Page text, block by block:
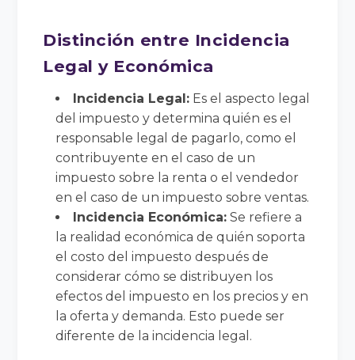
Distinción entre Incidencia
Legal y Económica
Incidencia Legal: Es el aspecto legal
del impuesto y determina quién es el
responsable legal de pagarlo, como el
contribuyente en el caso de un
impuesto sobre la renta o el vendedor
en el caso de un impuesto sobre ventas.
Incidencia Económica: Se refiere a
la realidad económica de quién soporta
el costo del impuesto después de
considerar cómo se distribuyen los
efectos del impuesto en los precios y en
la oferta y demanda. Esto puede ser
diferente de la incidencia legal.